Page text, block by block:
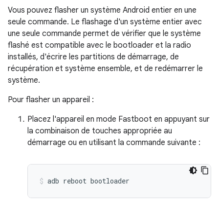
Vous pouvez flasher un système Android entier en une
seule commande. Le flashage d'un système entier avec
une seule commande permet de vérifier que le système
flashé est compatible avec le bootloader et la radio
installés, d'écrire les partitions de démarrage, de
récupération et système ensemble, et de redémarrer le
système.
Pour flasher un appareil :
Placez l'appareil en mode Fastboot en appuyant sur
la combinaison de touches appropriée au
démarrage ou en utilisant la commande suivante :
adb reboot bootloader